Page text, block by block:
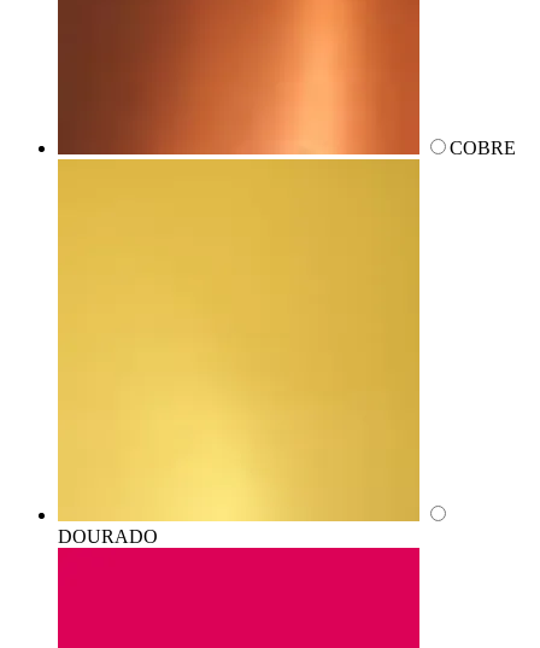
COBRE
DOURADO